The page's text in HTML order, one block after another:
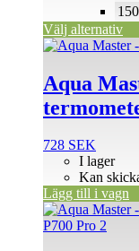
Välj alternativ
Aqua
728 SEK
I lager
Kan
Lägg till i vagn